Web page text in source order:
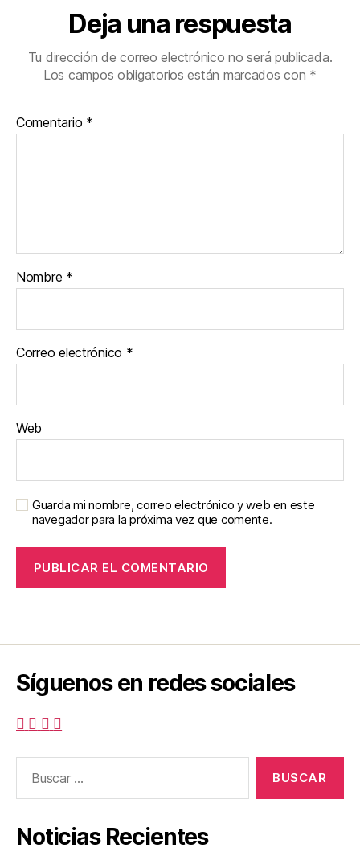
Deja una respuesta
Tu dirección de correo electrónico no será publicada.
Los campos obligatorios están marcados con *
Comentario *
Nombre *
Correo electrónico *
Web
Guarda mi nombre, correo electrónico y web en este
navegador para la próxima vez que comente.
Síguenos en redes sociales
Noticias Recientes